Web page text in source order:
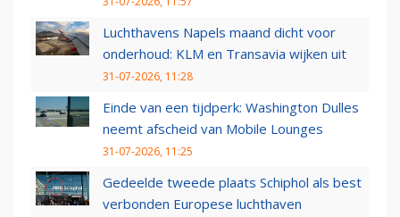
Luchthavens Napels maand dicht voor
onderhoud: KLM en Transavia wijken uit
31-07-2026, 11:28
Einde van een tijdperk: Washington Dulles
neemt afscheid van Mobile Lounges
31-07-2026, 11:25
Gedeelde tweede plaats Schiphol als best
verbonden Europese luchthaven